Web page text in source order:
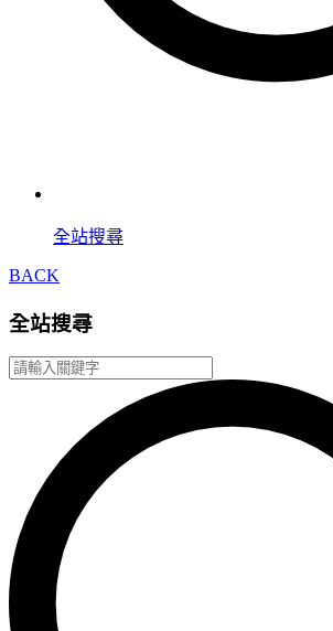
全站搜尋
BACK
全站搜尋